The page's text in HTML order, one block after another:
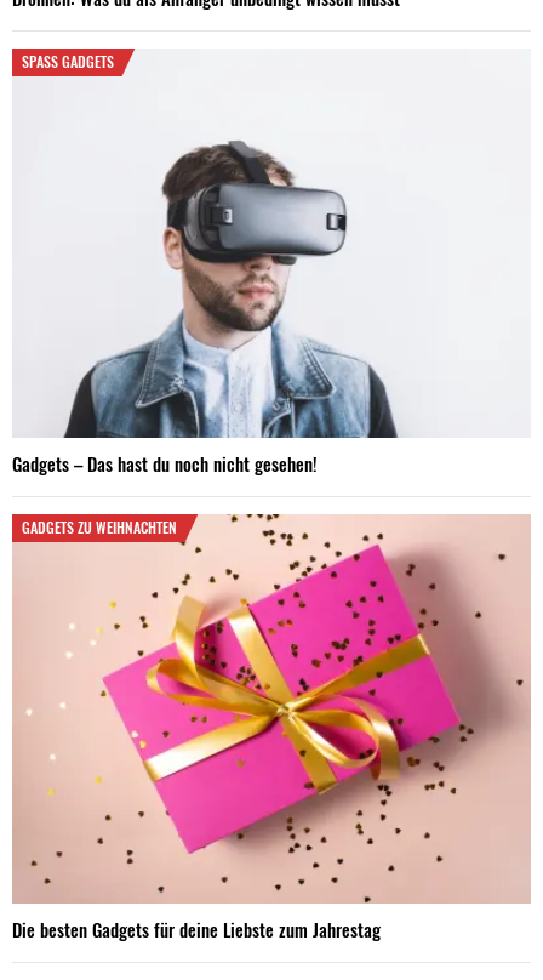
SPASS GADGETS
Gadgets – Das hast du noch nicht gesehen!
GADGETS ZU WEIHNACHTEN
Die besten Gadgets für deine Liebste zum Jahrestag